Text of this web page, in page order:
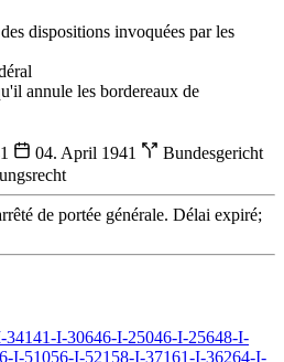
dispositions invoquées par les
annule les bordereaux de
04. April 1941
Bundesgericht
de portée générale. Délai expiré;
34141-I-30646-I-25046-I-25648-I-
I-51056-I-521 58-I-37161-I-36264-I-